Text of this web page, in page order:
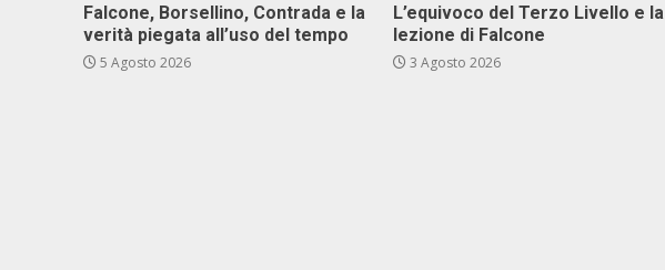
Falcone, Borsellino, Contrada e la
verità piegata all’uso del tempo
5 Agosto 2026
L’equivoco del Terzo Livello e la
lezione di Falcone
3 Agosto 2026